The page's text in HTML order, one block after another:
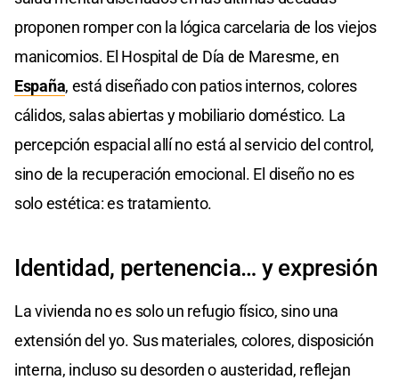
proponen romper con la lógica carcelaria de los viejos
manicomios. El Hospital de Día de Maresme, en
España, está diseñado con patios internos, colores
cálidos, salas abiertas y mobiliario doméstico. La
percepción espacial allí no está al servicio del control,
sino de la recuperación emocional. El diseño no es
solo estética: es tratamiento.
Identidad, pertenencia… y expresión
La vivienda no es solo un refugio físico, sino una
extensión del yo. Sus materiales, colores, disposición
interna, incluso su desorden o austeridad, reflejan